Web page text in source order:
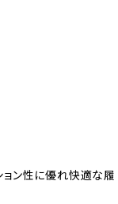
ョン性に優れ快適な履